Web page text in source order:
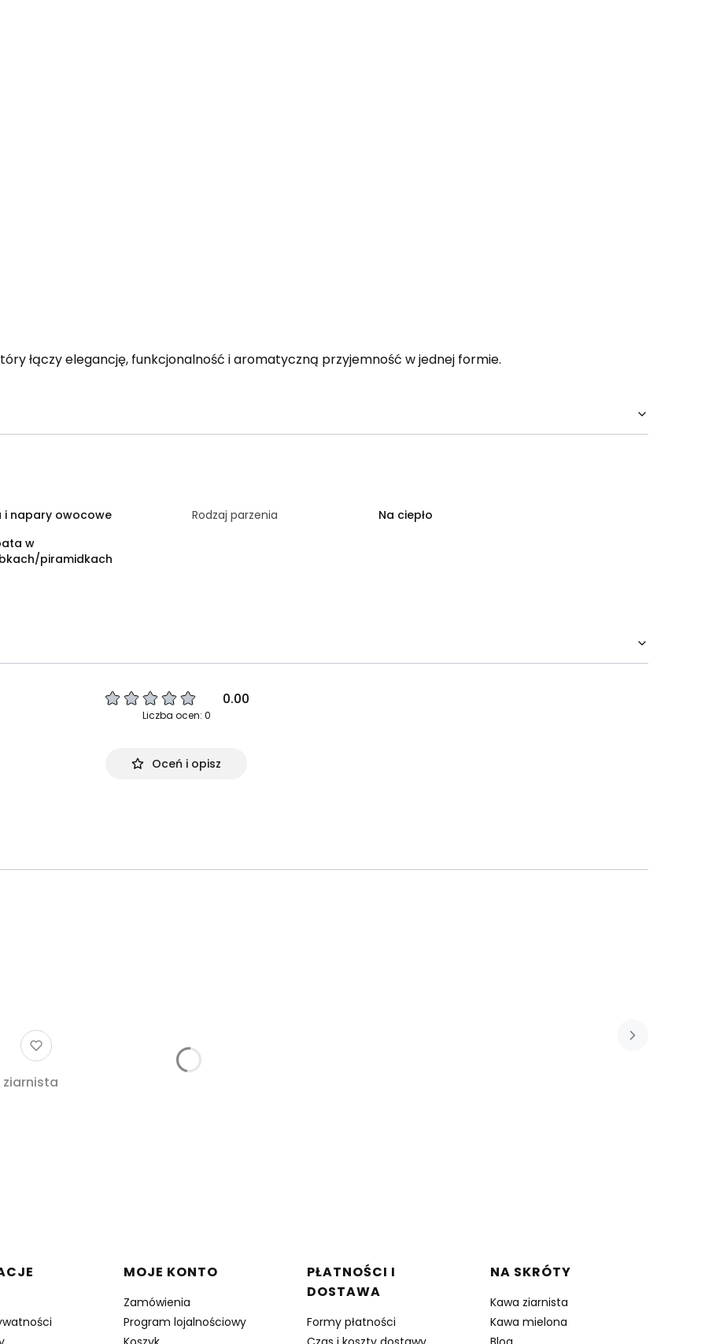
łączy elegancję, funkcjonalność i aromatyczną przyjemność w jednej formie.
i napary owocowe Rodzaj parzenia
Na ciepło
w
piramidkach
0.00
Liczba ocen: 0
Oceń i opisz
ziarnista
MOJE KONTO
Zamówienia
Program lojalnościowy
PŁATNOŚCI I
DOSTAWA
Formy płatności
NA SKRÓTY
Kawa ziarnista
Kawa mielona